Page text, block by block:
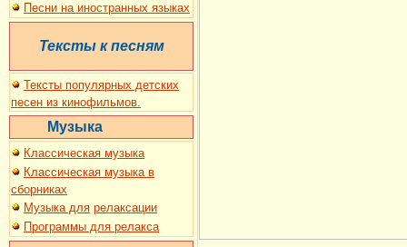
Песни на иностранных языках
Тексты к песням
Тексты популярных детских
песен из кинофильмов.
Музыка
Классическая музыка
Классическая музыка в
сборниках
Музыка для релаксации
Программы для релакса